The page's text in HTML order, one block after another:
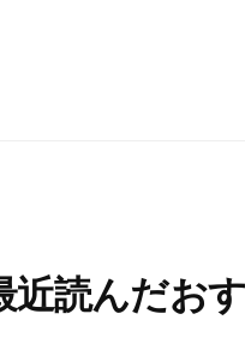
近読んだお